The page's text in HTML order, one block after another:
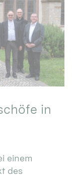
in
einem
des